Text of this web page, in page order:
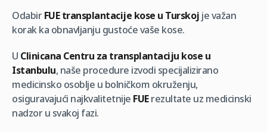
OdabirFUE transplantacije kose u Turskoj je važan
korak ka obnavljanju gustoće vaše kose.
U Clinicana Centru za transplantaciju kose u
Istanbulu, naše procedure izvodi specijalizirano
medicinsko osoblje u bolničkom okruženju,
osiguravajući najkvalitetnije FUErezultate uz medicinski
nadzor u svakoj fazi.